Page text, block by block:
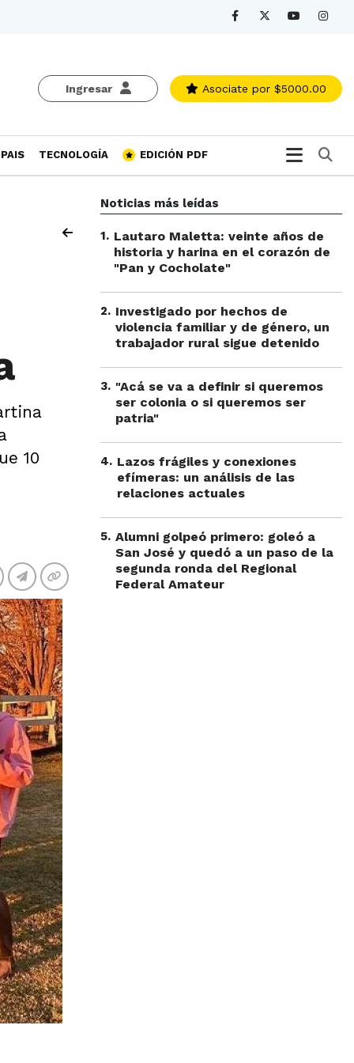
Ingresar Asociate por $5000.00
PAIS TECNOLOGÍA EDICIÓN PDF
10
Noticias más leídas
1. Lautaro Maletta: veinte años de
historia y harina en el corazón de
"Pan y Cocholate"
2. Investigado por hechos de
violencia familiar y de género, un
trabajador rural sigue detenido
3. "Acá se va a definir si queremos
ser colonia o si queremos ser
patria"
4. Lazos frágiles y conexiones
efímeras: un análisis de las
relaciones actuales
5. Alumni golpeó primero: goleó a
San José y quedó a un paso de la
segunda ronda del Regional
Federal Amateur